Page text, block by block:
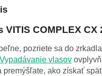
COMPLEX CX
pozriete sa do
Vypadávanie vlasov
premýšľate, ako získať